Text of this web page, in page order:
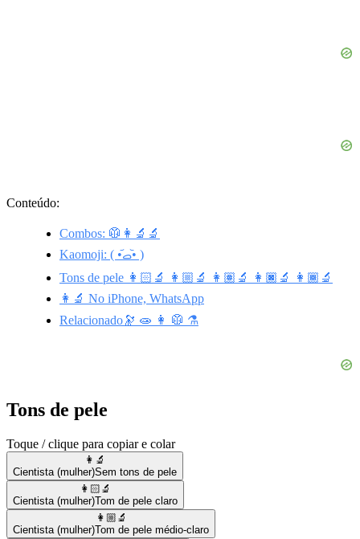
Conteúdo:
Combos: 🥼👩‍🔬🔬
Kaomoji: ( •᷄ࡇ•᷅ )
Tons de pele 👩🏻‍🔬 👩🏼‍🔬 👩🏽‍🔬 👩🏿‍🔬 👩🏾‍🔬
👩‍🔬 No iPhone, WhatsApp
Relacionado🔭 🧫 👩 🥼 ⚗️
Tons de pele
Toque / clique para copiar e colar
👩‍🔬
Cientista (mulher)Sem tons de pele
👩🏻‍🔬
Cientista (mulher)Tom de pele claro
👩🏼‍🔬
Cientista (mulher)Tom de pele médio-claro